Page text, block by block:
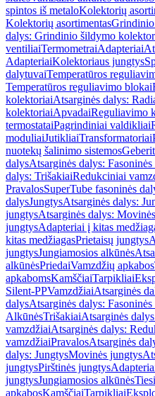
spintos iš metaloKolektorių
Kolektorių asortimentas
dalys: Grindinio šildymo
ventiliaiTermometraiAdapteriai
AdapteriaiKolektoriaus jungtys
dalytuvaiTemperatūros
Temperatūros reguliavimo blokai
kolektoriaiAtsarginės dalys:
kolektoriaiApvadaiReguliavimo
termostataiPagrindiniai valdikliai
moduliaiJutikliaiTransformatoriai
nuotekų šalinimo sistemos
dalysAtsarginės dalys: Fasoninės
dalys: TrišakiaiRedukciniai
PravalosSuperTube fasoninės
dalysJungtysAtsarginės dalys:
jungtysAtsarginės dalys:
jungtysAdapteriai į kitas
kitas medžiagasPrietaisų jungtys
jungtysJungiamosios alkūnės
alkūnėsPriedaiVamzdžių apkabos
apkabomsKamščiaiTarpikliai
Silent-PPVamzdžiaiAtsarginės
dalysAtsarginės dalys: Fasoninės
AlkūnėsTrišakiaiAtsarginės
vamzdžiaiAtsarginės dalys:
vamzdžiaiPravalosAtsarginės
dalys: JungtysMovinės jungtys
jungtysPirštinės jungtys
jungtysJungiamosios alkūnės
apkabosKamščiaiTarpikliai